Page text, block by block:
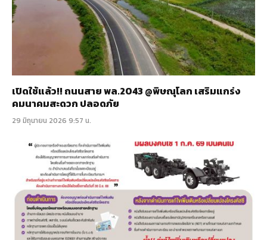
เปิดใช้แล้ว!! ถนนสาย พล.2043 @พิษณุโลก เสริมแกร่ง
คมนาคมสะดวก ปลอดภัย
29 มิถุนายน 2026 9:57 น.